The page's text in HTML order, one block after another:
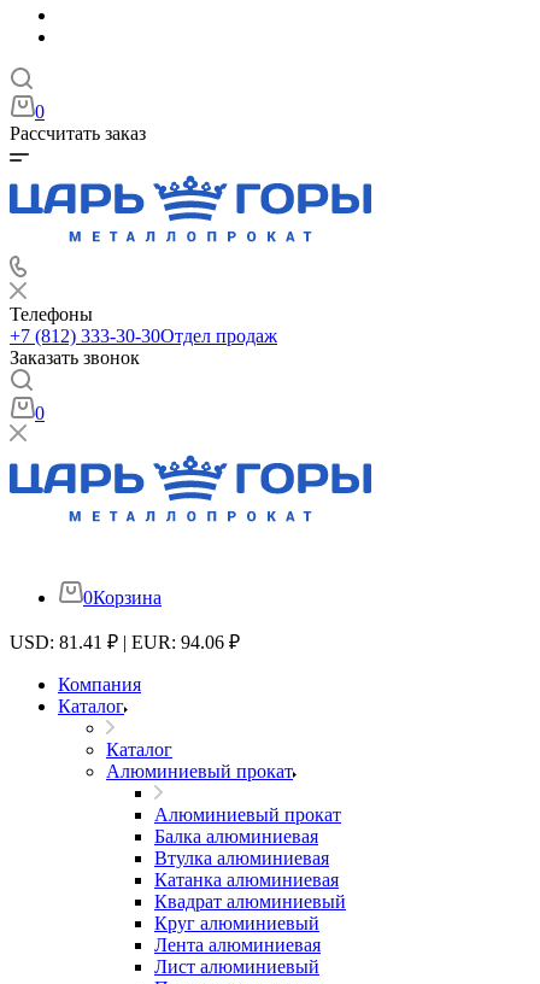
0
Рассчитать заказ
Телефоны
+7 (812) 333-30-30Отдел продаж
Заказать звонок
0
0Корзина
USD: 81.41 ₽ | EUR: 94.06 ₽
Компания
Каталог
Каталог
Алюминиевый прокат
Алюминиевый прокат
Балка алюминиевая
Втулка алюминиевая
Катанка алюминиевая
Квадрат алюминиевый
Круг алюминиевый
Лента алюминиевая
Лист алюминиевый